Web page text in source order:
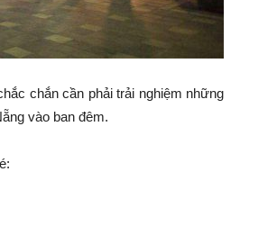
chắn cần phải trải nghiệm những
vào ban đêm.